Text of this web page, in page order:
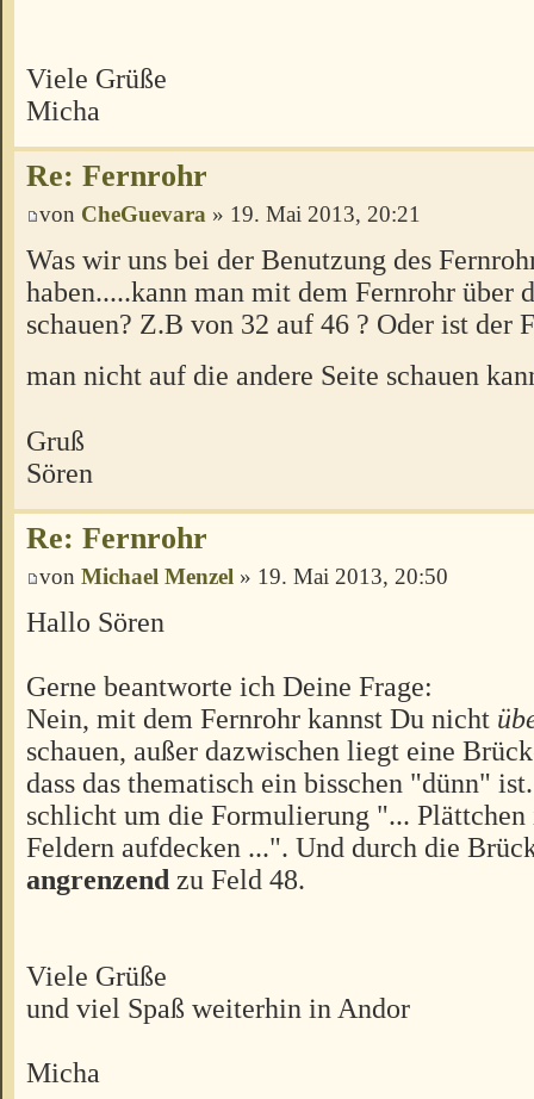
Viele Grüße
Micha
Re: Fernrohr
von CheGuevara » 19. Mai 2013, 20:21
Was wir uns bei der Benutzung des
haben.....kann man mit dem Fernrohr über
schauen? Z.B von 32 auf 46 ? Oder ist der
man nicht auf die andere Seite schauen
Gruß
Sören
Re: Fernrohr
von Michael Menzel » 19. Mai 2013, 20:50
Hallo Sören
Gerne beantworte ich Deine Frage:
Nein, mit dem Fernrohr kannst Du nicht
schauen, außer dazwischen liegt eine
dass das thematisch ein bisschen "dünn"
schlicht um die Formulierung "...
Feldern aufdecken ...". Und durch die
angrenzend zu Feld 48.
Viele Grüße
und viel Spaß weiterhin in Andor
Micha